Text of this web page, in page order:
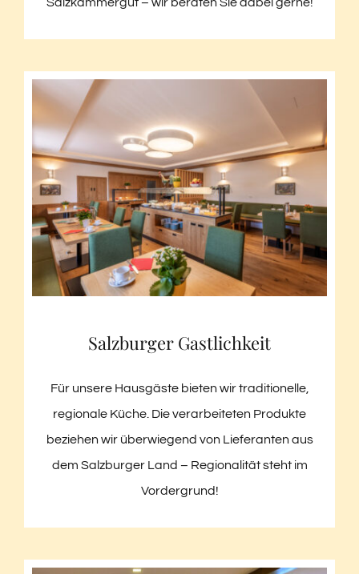
Salzburger Gastlichkeit
Für unsere Hausgäste bieten wir traditionelle,
regionale Küche. Die verarbeiteten Produkte
beziehen wir überwiegend von Lieferanten aus
dem Salzburger Land – Regionalität steht im
Vordergrund!